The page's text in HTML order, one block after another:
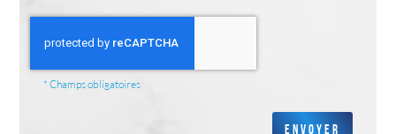
*Champs obligatoires